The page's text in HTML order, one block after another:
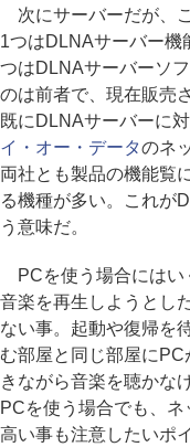
次にサーバーだが、
1つはDLNAサーバー機
つはDLNAサーバーソ
のは前者で、現在販売
既にDLNAサーバーに
イ・オー・データのネ
両社とも製品の機能覧
る機種が多い。これが
う意味だ。
PCを使う場合にはい
音楽を再生しようとし
ない事。起動や復帰を
む部屋と同じ部屋に
きながら音楽を聴かな
PCを使う場合でも、
高い事も注意したいポ